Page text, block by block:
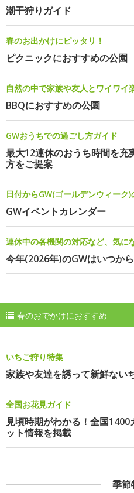
潮干狩りガイド
春のお出かけにピッタリ！
ピクニックにおすすめの公園
自然の中で家族や友人とワイワイ
BBQにおすすめの公園
GWおうちでの過ごし方ガイド
最大12連休のおうち時間を充
方をご提案
日付からGW(ゴールデンウィーク
GWイベントカレンダー
連休中の各機関の対応など、気に
今年(2026年)のGWはいつか
春のおでかけにおすすめ
いちご狩り特集
家族や友達を誘って新鮮ない
全国お花見ガイド
見頃時期がわかる！全国
ット情報を掲載
季節